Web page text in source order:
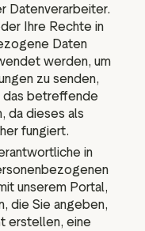
Datenverarbeiter.
Ihre Rechte in
Daten
werden, um
zu senden,
das betreffende
da dieses als
fungiert.
in
unserem Portal,
die Sie angeben,
erstellen, eine